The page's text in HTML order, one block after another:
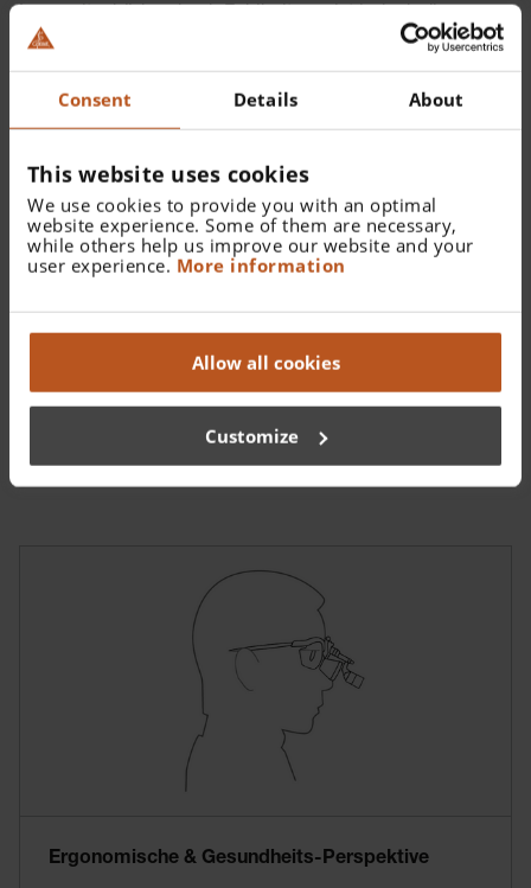
Consent Details About
This website uses cookies
We use cookies to provide you with an optimal
website experience. Some of them are necessary,
while others help us improve our website and your
user experience. More information
Allow all cookies
Customize
verwendete Lupe und deren individuelle Einstellung auf
Ihren Nutzer.
The power of dental ergonomics – Podcast
Ergonomische & Gesundheits-Perspektive